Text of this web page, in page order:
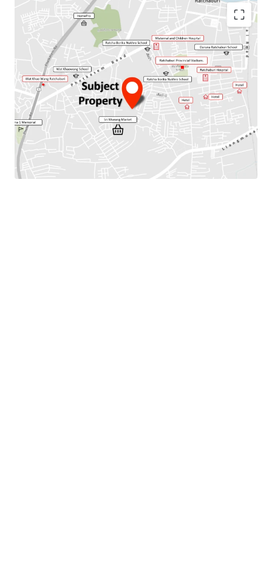
Total Floor Area : 256 sq.m.
Land Area : 128 Sq.m.
Parking Available : 2